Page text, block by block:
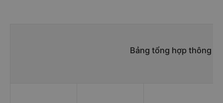
Bảng tổng hợp thông